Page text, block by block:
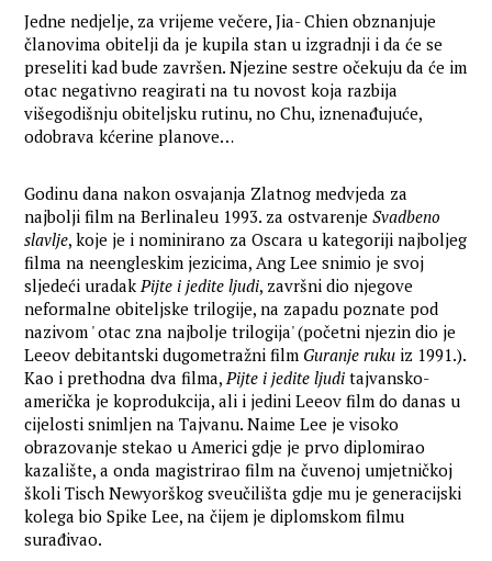
Jedne nedjelje, za vrijeme večere, Jia- Chien obznanjuje
članovima obitelji da je kupila stan u izgradnji i da će se
preseliti kad bude završen. Njezine sestre očekuju da će im
otac negativno reagirati na tu novost koja razbija
višegodišnju obiteljsku rutinu, no Chu, iznenađujuće,
odobrava kćerine planove…
Godinu dana nakon osvajanja Zlatnog medvjeda za
najbolji film na Berlinaleu 1993. za ostvarenjeSvadbeno
slavlje, koje je i nominirano za Oscara u kategoriji najboljeg
filma na neengleskim jezicima, Ang Lee snimio je svoj
sljedeći uradakPijte i jedite ljudi, završni dio njegove
neformalne obiteljske trilogije, na zapadu poznate pod
nazivom ' otac zna najbolje trilogija' (početni njezin dio je
Leeov debitantski dugometražni film Guranje ruku iz 1991.).
Kao i prethodna dva filma,Pijte i jedite ljuditajvansko-
američka je koprodukcija, ali i jedini Leeov film do danas u
cijelosti snimljen na Tajvanu. Naime Lee je visoko
obrazovanje stekao u Americi gdje je prvo diplomirao
kazalište, a onda magistrirao film na čuvenoj umjetničkoj
školi Tisch Newyorškog sveučilišta gdje mu je generacijski
kolega bio Spike Lee, na čijem je diplomskom filmu
surađivao.